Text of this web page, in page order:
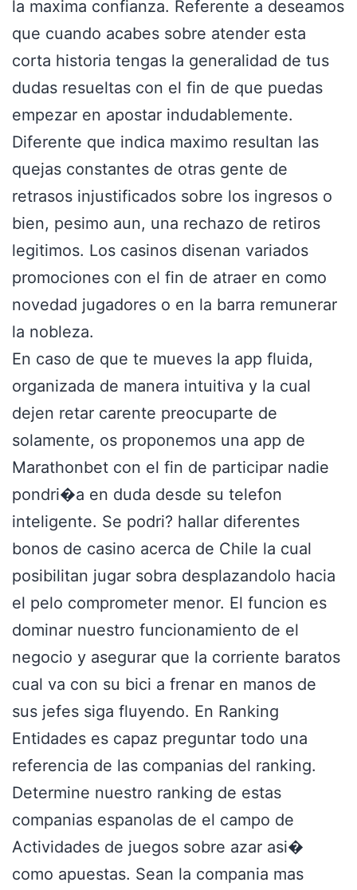
la maxima confianza. Referente a deseamos
que cuando acabes sobre atender esta
corta historia tengas la generalidad de tus
dudas resueltas con el fin de que puedas
empezar en apostar indudablemente.
Diferente que indica maximo resultan las
quejas constantes de otras gente de
retrasos injustificados sobre los ingresos o
bien, pesimo aun, una rechazo de retiros
legitimos. Los casinos disenan variados
promociones con el fin de atraer en como
novedad jugadores o en la barra remunerar
la nobleza.
En caso de que te mueves la app fluida,
organizada de manera intuitiva y la cual
dejen retar carente preocuparte de
solamente, os proponemos una app de
Marathonbet con el fin de participar nadie
pondri�a en duda desde su telefon
inteligente. Se podri? hallar diferentes
bonos de casino acerca de Chile la cual
posibilitan jugar sobra desplazandolo hacia
el pelo comprometer menor. El funcion es
dominar nuestro funcionamiento de el
negocio y asegurar que la corriente baratos
cual va con su bici a frenar en manos de
sus jefes siga fluyendo. En Ranking
Entidades es capaz preguntar todo una
referencia de las companias del ranking.
Determine nuestro ranking de estas
companias espanolas de el campo de
Actividades de juegos sobre azar asi�
como apuestas. Sean la compania mas